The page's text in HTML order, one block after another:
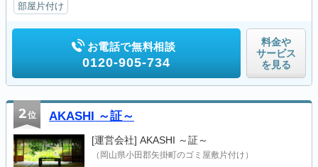
部屋片付け
お電話で無料相談
0120-905-734
料金や
サービス
を見る
2位 AKASHI ～証～
[運営会社] AKASHI ～証～
（岡山県小田郡矢掛町のゴミ屋敷片付け）